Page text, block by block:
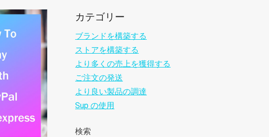
カテゴリー
ブランドを構築する
ストアを構築する
より多くの売上を獲得する
ご注文の発送
より良い製品の調達
Sup の使用
検索